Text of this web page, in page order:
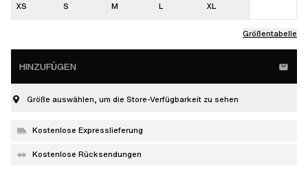
XS S M L XL
Größentabelle
HINZUFÜGEN
Größe auswählen, um die Store-Verfügbarkeit zu sehen
Kostenlose Expresslieferung
Kostenlose Rücksendungen